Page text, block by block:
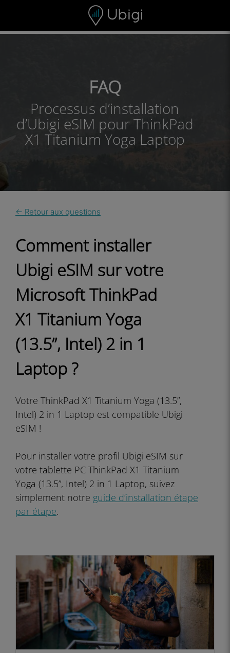
Barre de navigation
FAQ
Processus d’installation
d’Ubigi eSIM pour ThinkPad
X1 Titanium Yoga Laptop
← Retour aux questions
Comment installer
Ubigi eSIM sur votre
Microsoft ThinkPad
X1 Titanium Yoga
(13.5”, Intel) 2 in 1
Laptop ?
Votre ThinkPad X1 Titanium Yoga (13.5”,
Intel) 2 in 1 Laptop est compatible Ubigi
eSIM !
Pour installer votre profil Ubigi eSIM sur
votre tablette PC ThinkPad X1 Titanium
Yoga (13.5”, Intel) 2 in 1 Laptop, suivez
simplement notre guide d’installation étape
par étape.